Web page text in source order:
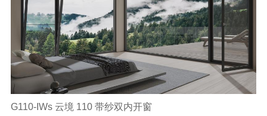
G110-IWs 云境 110 带纱双内开窗